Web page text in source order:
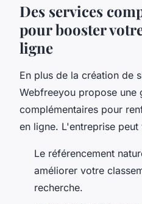
Des services
pour booster
ligne
En plus de la création de
Webfreeyou propose une
complémentaires pour
en ligne. L'entreprise
Le référencement
améliorer votre
recherche.